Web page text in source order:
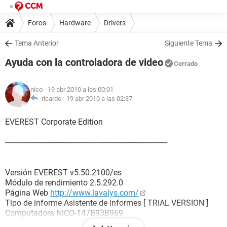
Foros Hardware Drivers
Tema Anterior Siguiente Tema
Ayuda con la controladora de video Cerrado
nico - 19 abr 2010 a las 00:01
ricardo - 19 abr 2010 a las 02:37
EVEREST Corporate Edition
--------------------------------------------------------------------------------
Versión EVEREST v5.50.2100/es
Módulo de rendimiento 2.5.292.0
Página Web http://www.lavalys.com/
Tipo de informe Asistente de informes [ TRIAL VERSION ]
Computadora NICO-147B93B969